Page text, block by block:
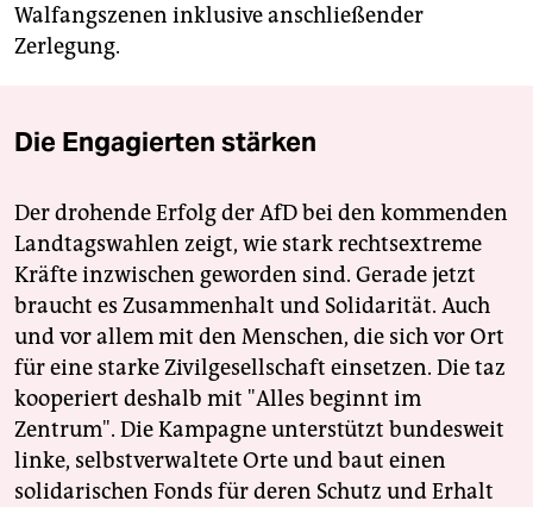
Walfangszenen inklusive anschließender
Zerlegung.
Die Engagierten stärken
Der drohende Erfolg der AfD bei den kommenden
Landtagswahlen zeigt, wie stark rechtsextreme
Kräfte inzwischen geworden sind. Gerade jetzt
braucht es Zusammenhalt und Solidarität. Auch
und vor allem mit den Menschen, die sich vor Ort
für eine starke Zivilgesellschaft einsetzen. Die taz
kooperiert deshalb mit "Alles beginnt im
Zentrum". Die Kampagne unterstützt bundesweit
linke, selbstverwaltete Orte und baut einen
solidarischen Fonds für deren Schutz und Erhalt